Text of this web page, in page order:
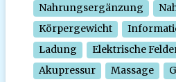
Nahrungsergänzung
Körpergewicht
Ladung
Elektrische
Akupressur
Massage